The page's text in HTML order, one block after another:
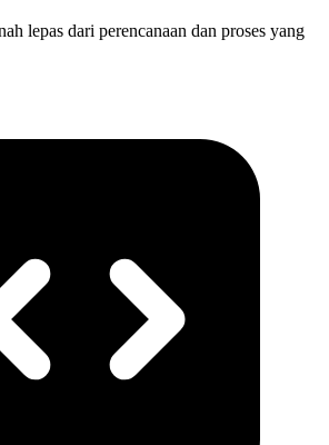
lepas dari perencanaan dan proses yang